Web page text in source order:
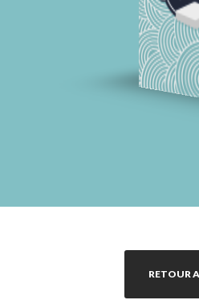
RETOUR